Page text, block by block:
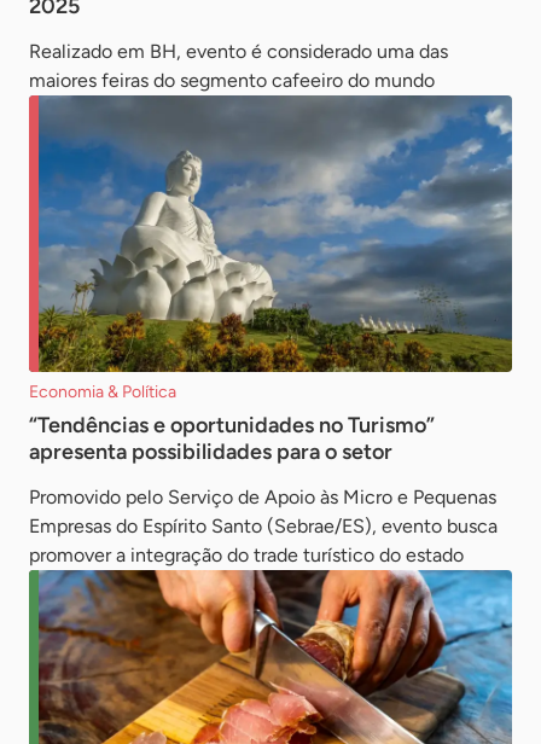
2025
Realizado em BH, evento é considerado uma das
maiores feiras do segmento cafeeiro do mundo
Economia & Política
“Tendências e oportunidades no Turismo”
apresenta possibilidades para o setor
Promovido pelo Serviço de Apoio às Micro e Pequenas
Empresas do Espírito Santo (Sebrae/ES), evento busca
promover a integração do trade turístico do estado